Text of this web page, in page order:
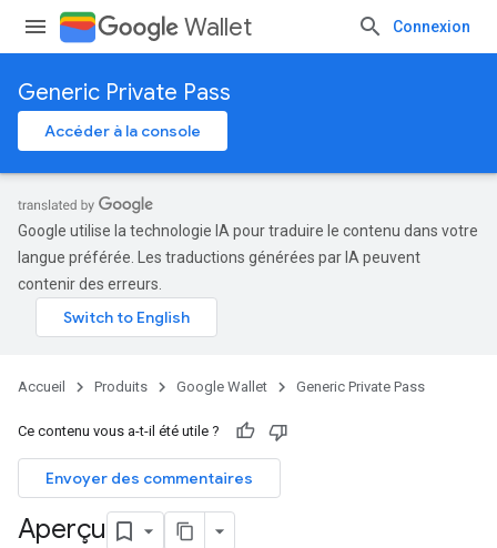
Wallet Connexion
Generic Private Pass
Accéder à la console
Google utilise la technologie IA pour traduire le contenu dans votre
langue préférée. Les traductions générées par IA peuvent
contenir des erreurs.
Accueil Produits Google Wallet Generic Private Pass
Ce contenu vous a-t-il été utile ?
Envoyer des commentaires
Aperçu